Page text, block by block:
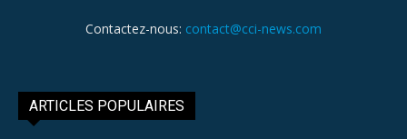
Contactez-nous: contact@cci-news.com
ARTICLES POPULAIRES